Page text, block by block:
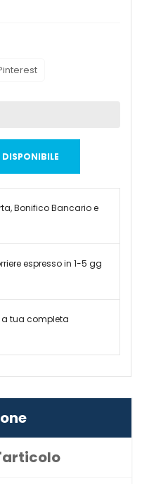
Bonifico Bancario e
espresso in 1-5 gg
a tua completa